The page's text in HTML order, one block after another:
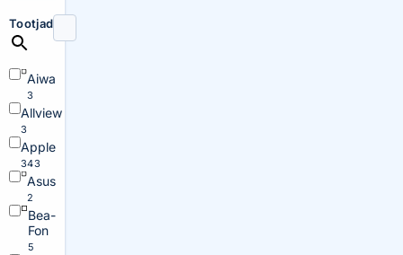
Tootjad
Aiwa
3
Allview
3
Apple
343
Asus
2
Bea-
Fon
5